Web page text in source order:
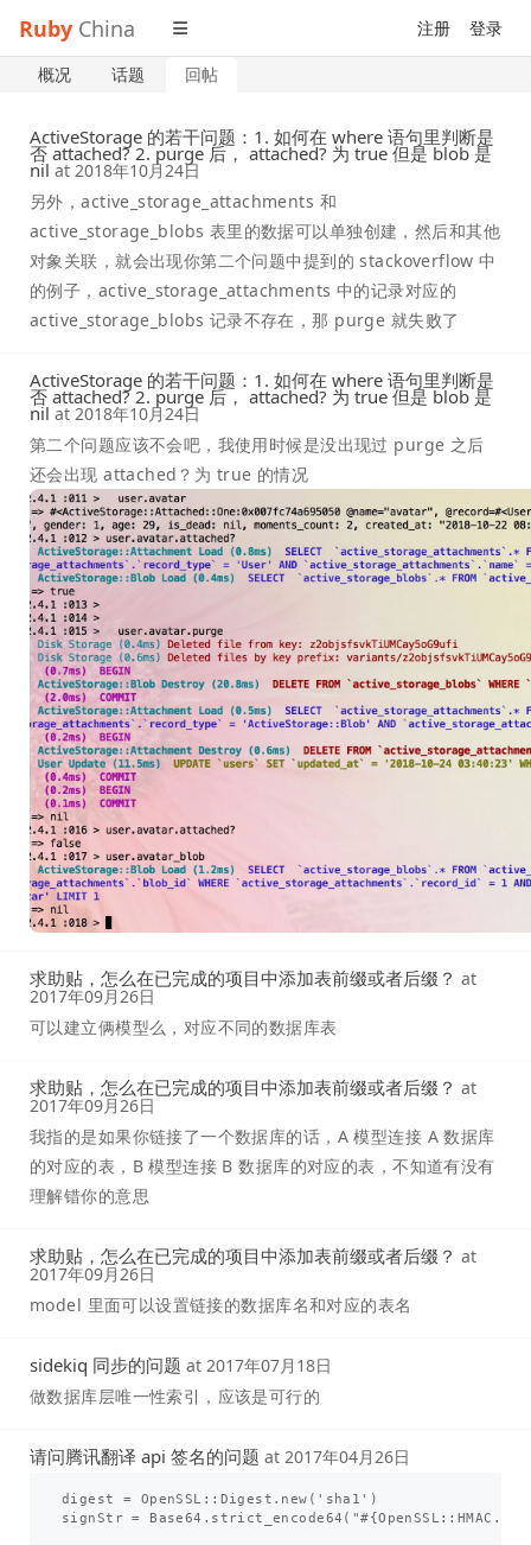
Ruby China 注册 登录
概况 话题 回帖
ActiveStorage 的若干问题：1. 如何在 where 语句里判断是
否 attached? 2. purge 后， attached? 为 true 但是 blob 是
nil at 2018年10月24日
另外，active_storage_attachments 和
active_storage_blobs 表里的数据可以单独创建，然后和其他
对象关联，就会出现你第二个问题中提到的 stackoverflow 中
的例子，active_storage_attachments 中的记录对应的
active_storage_blobs 记录不存在，那 purge 就失败了
ActiveStorage 的若干问题：1. 如何在 where 语句里判断是
否 attached? 2. purge 后， attached? 为 true 但是 blob 是
nil at 2018年10月24日
第二个问题应该不会吧，我使用时候是没出现过 purge 之后
还会出现 attached？为 true 的情况
求助贴，怎么在已完成的项目中添加表前缀或者后缀？ at
2017年09月26日
可以建立俩模型么，对应不同的数据库表
求助贴，怎么在已完成的项目中添加表前缀或者后缀？ at
2017年09月26日
我指的是如果你链接了一个数据库的话，A 模型连接 A 数据库
的对应的表，B 模型连接 B 数据库的对应的表，不知道有没有
理解错你的意思
求助贴，怎么在已完成的项目中添加表前缀或者后缀？ at
2017年09月26日
model 里面可以设置链接的数据库名和对应的表名
sidekiq 同步的问题 at 2017年07月18日
做数据库层唯一性索引，应该是可行的
请问腾讯翻译 api 签名的问题 at 2017年04月26日
digest = OpenSSL::Digest.new('sha1')